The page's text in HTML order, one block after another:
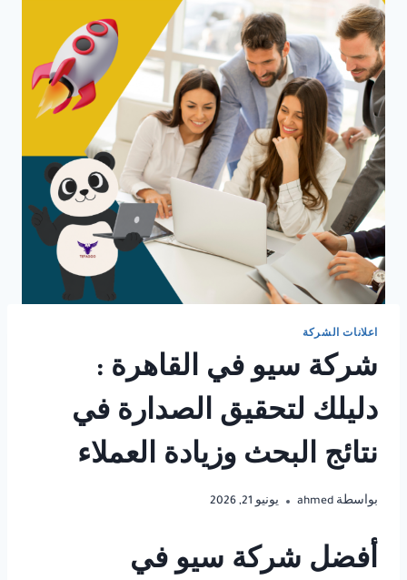
اعلانات الشركة
شركة سيو في القاهرة :
دليلك لتحقيق الصدارة في
نتائج البحث وزيادة العملاء
بواسطة ahmed يونيو 21, 2026
أفضل شركة سيو في